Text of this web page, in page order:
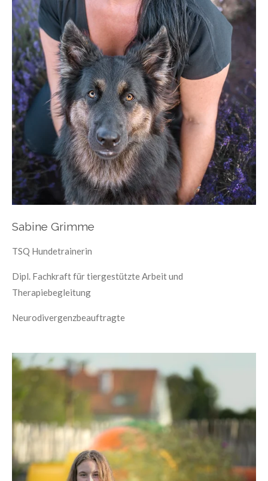
Sabine Grimme
TSQ Hundetrainerin
Dipl. Fachkraft für tiergestützte Arbeit und
Therapiebegleitung
Neurodivergenzbeauftragte